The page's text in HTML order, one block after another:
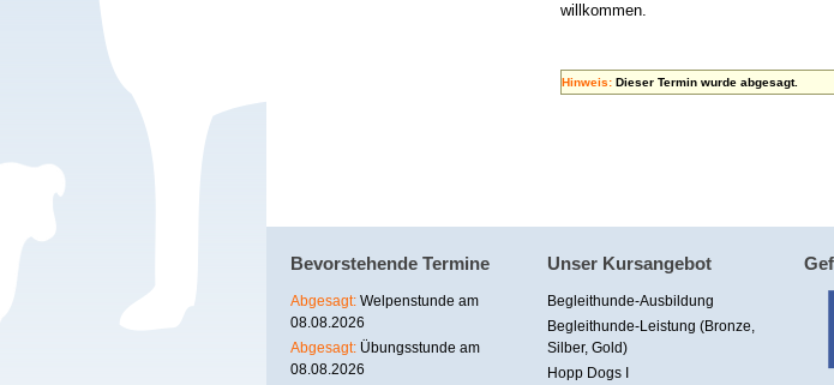
willkommen.
Hinweis: Dieser Termin wurde abgesagt.
Bevorstehende Termine
Abgesagt: Welpenstunde am
08.08.2026
Abgesagt: Übungsstunde am
08.08.2026
Unser Kursangebot
Begleithunde-Ausbildung
Begleithunde-Leistung (Bronze,
Silber, Gold)
Hopp Dogs I